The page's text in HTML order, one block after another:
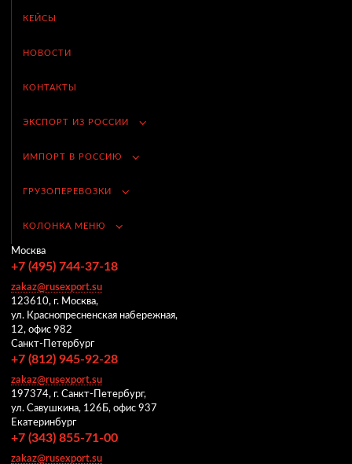
КЕЙСЫ
НОВОСТИ
КОНТАКТЫ
ЭКСПОРТ ИЗ РОССИИ
ИМПОРТ В РОССИЮ
ГРУЗОПЕРЕВОЗКИ
КОЛОНКА МЕНЮ
Москва
+7 (495) 744-37-18
zakaz@rusexport.su
123610, г. Москва,
ул. Краснопресненская набережная,
12, офис 982
Санкт-Петербург
+7 (812) 945-92-28
zakaz@rusexport.su
197374, г. Санкт-Петербург,
ул. Савушкина, 126Б, офис 937
Екатеринбург
+7 (343) 855-71-00
zakaz@rusexport.su